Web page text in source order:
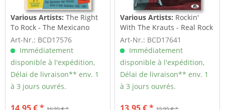
Various Artists:The Right
To Rock - The Mexicano
And Chicano...
Art-Nr.: BCD17576
Immédiatement
disponible à l'expédition,
Délai de livraison** env. 1
à 3 jours ouvrés.
16,95 € *
Various Artists: Rockin'
With The Krauts - Real Rock
'n' Roll...
Art-Nr.: BCD17641
Immédiatement
disponible à l'expédition,
Délai de livraison** env. 1
à 3 jours ouvrés.
15,95 € *